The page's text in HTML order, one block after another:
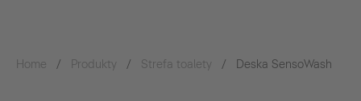
Home Produkty Strefa toalety Deska SensoWash